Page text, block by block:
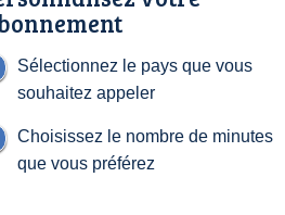
Sélectionnez le pays que vous
souhaitez appeler
Choisissez le nombre de minutes
que vous préférez